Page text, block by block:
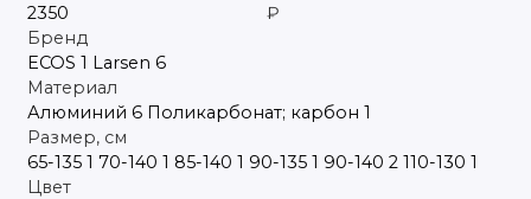
₽
Бренд
ECOS 1 Larsen 6
Материал
Алюминий 6 Поликарбонат; карбон 1
Размер, см
65-135 1 70-140 1 85-140 1 90-135 1 90-140 2 110-130 1
Цвет
Санки и ледянки
Спортивная медицина
Спортивные покрытия